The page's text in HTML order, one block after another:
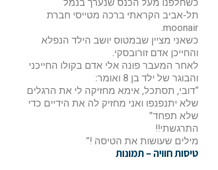
כשחלפנו מעל הכנס שנערך בנמל
תל-אביב הקראתי ברכה מטייסי חברת
moonair.
כשאני מציין שבמטוס יושב הילד הנפלא
והחייכן אדם זורובסקי.
לאחר המעבר פונה אלי אדם בקולו החייכני
והבוגר של ילד בן 8 ואומר:
“דובי, תסתכל, אימא מחזיקה לי את הרגלים
שלא יתנפנפו ואני מחזיק לה את הידיים כדי
שלא תפחד”
התרגשתי!!
מילים שעושות את הטיסה !”
טיסות חוויה – תמונות